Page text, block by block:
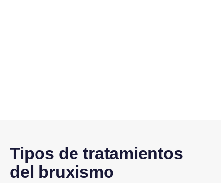
Tipos de tratamientos
del bruxismo